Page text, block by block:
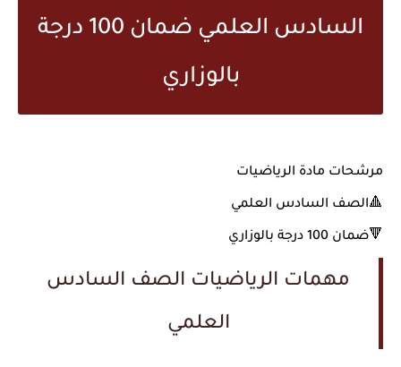
السادس العلمي ضمان 100 درجة
بالوزاري
مرشحات مادة الرياضيات
🔺الصف السادس العلمي
🔻ضمان 100 درجة بالوزاري
مهمات الرياضيات الصف السادس
العلمي